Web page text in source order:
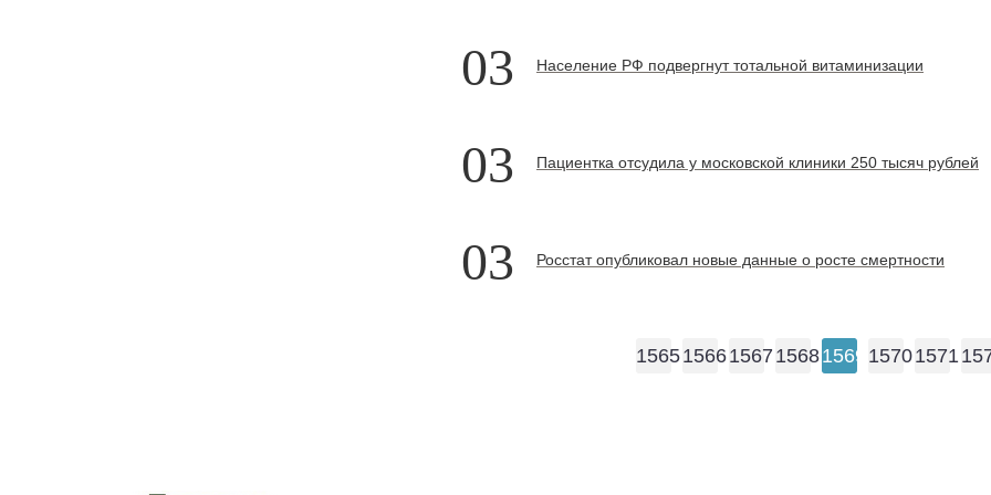
03 Население РФ подвергнут тотальной витаминизации
03 Пациентка отсудила у московской клиники 250 тысяч рублей
03 Росстат опубликовал новые данные о росте смертности
156515661567 15681569 15701571